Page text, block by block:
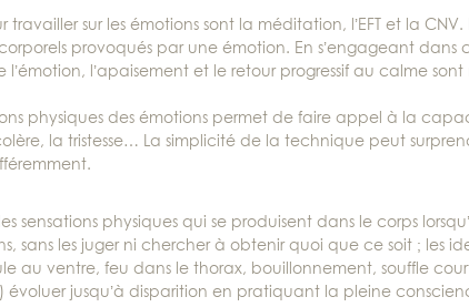
sur les émotions sont la méditation, l’EFT et la CNV.
provoqués par une émotion. En s’engageant
l’apaisement et le retour progressif au calme
physiques des émotions permet de faire appel à la
la tristesse… La simplicité de la technique peut
sensations physiques qui se produisent dans le corps
sans les juger ni chercher à obtenir quoi que ce soit ; les
au ventre, feu dans le thorax, bouillonnement, souffle
évoluer jusqu’à disparition en pratiquant la pleine